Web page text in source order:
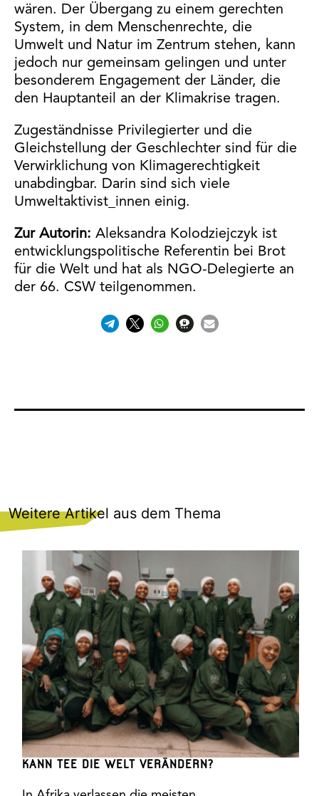
wären. Der Übergang zu einem gerechten
System, in dem Menschenrechte, die
Umwelt und Natur im Zentrum stehen, kann
jedoch nur gemeinsam gelingen und unter
besonderem Engagement der Länder, die
den Hauptanteil an der Klimakrise tragen.
Zugeständnisse Privilegierter und die
Gleichstellung der Geschlechter sind für die
Verwirklichung von Klimagerechtigkeit
unabdingbar. Darin sind sich viele
Umweltaktivist_innen einig.
Zur Autorin: Aleksandra Kolodziejczyk ist
entwicklungspolitische Referentin bei Brot
für die Welt und hat als NGO-Delegierte an
der 66. CSW teilgenommen.
Weitere Artikel aus dem Thema
KANN TEE DIE WELT VERÄNDERN?